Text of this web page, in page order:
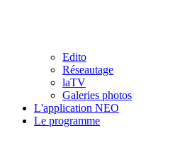
Edito
Réseautage
laTV
Galeries photos
L'application NEO
Le programme